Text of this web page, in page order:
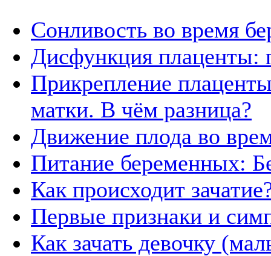
Сонливость во время
Дисфункция плаценты:
Прикрепление
матки. В чём разница?
Движение плода во
Питание беременных:
Как происходит
Первые признаки и
Как зачать девочку